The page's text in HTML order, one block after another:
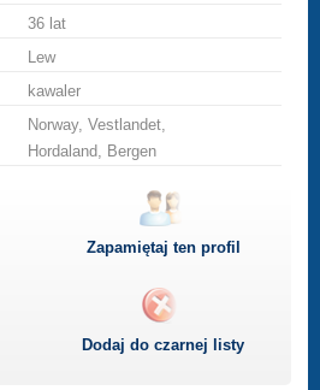
36 lat
Lew
kawaler
Norway, Vestlandet,
Hordaland, Bergen
Zapamiętaj ten profil
Dodaj do czarnej listy